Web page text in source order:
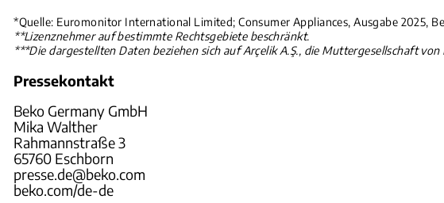
*Quelle: Euromonitor International Limited; Consumer Appliances, Ausgabe 2025,
**Lizenznehmer auf bestimmte Rechtsgebiete beschränkt.
***Die dargestellten Daten beziehen sich auf Arçelik A.Ş., die Muttergesellschaft von
Pressekontakt
Beko Germany GmbH
Mika Walther
Rahmannstraße 3
65760 Eschborn
presse.de@beko.com
beko.com/de-de